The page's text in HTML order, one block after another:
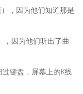
，因为他们知道那是
，因为他们听出了曲
过键盘，屏幕上的K线